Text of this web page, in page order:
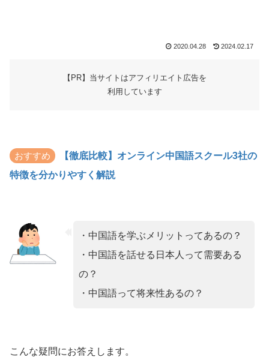
2020.04.28 2024.02.17
【PR】当サイトはアフィリエイト広告を
利用しています
おすすめ
【徹底比較】オンライン中国語スクール3社の
特徴を分かりやすく解説
・ 中国語を学ぶメリットってあるの？
・中国語を話せる日本人って需要ある
の？
・中国語って将来性あるの？
こんな疑問にお答えします。